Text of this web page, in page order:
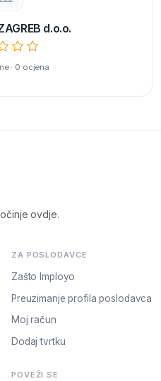
d.o.o.
· 0 ocjena
ovdje.
ZA POSLODAVCE
Zašto Imployo
Preuzimanje profila poslodavca
Moj račun
Dodaj tvrtku
POVEŽI SE